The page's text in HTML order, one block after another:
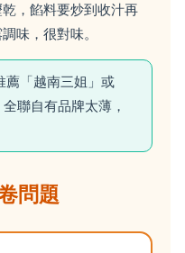
，餡料要炒到收汁再
味，很對味。
薦「越南三姐」或
聯自有品牌太薄，
問題